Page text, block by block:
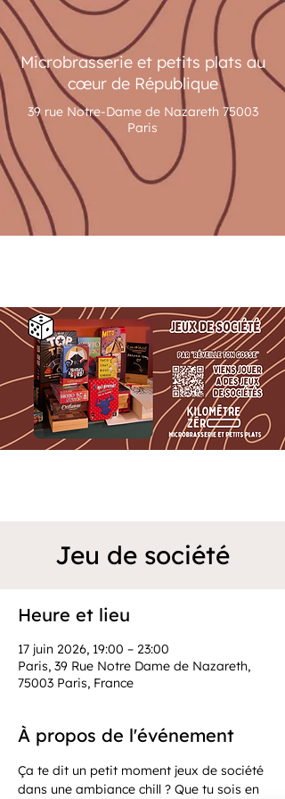
Microbrasserie et petits plats au
cœur de République
39 rue Notre-Dame de Nazareth 75003
Paris
Jeu de société
Heure et lieu
17 juin 2026, 19:00 – 23:00
Paris, 39 Rue Notre Dame de Nazareth,
75003 Paris, France
À propos de l'événement
Ça te dit un petit moment jeux de société
dans une ambiance chill ? Que tu sois en